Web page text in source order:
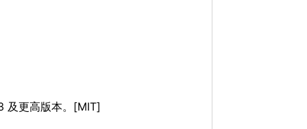
及更高版本。[MIT]